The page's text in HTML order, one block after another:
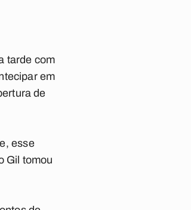
tarde com
em
de
esse
Gil tomou